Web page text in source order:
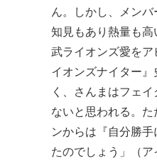
ん。しかし、メン
知見もあり熱量も
武ライオンズ愛を
イオンズナイター
く、さんまはフェ
ないと思われる。
ンからは『自分勝
たのでしょう」（ア